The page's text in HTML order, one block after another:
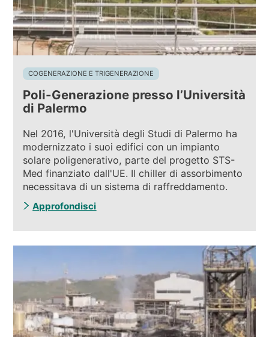
COGENERAZIONE E TRIGENERAZIONE
Poli-Generazione presso l’Università
di Palermo
Nel 2016, l'Università degli Studi di Palermo ha
modernizzato i suoi edifici con un impianto
solare poligenerativo, parte del progetto STS-
Med finanziato dall'UE. Il chiller di assorbimento
necessitava di un sistema di raffreddamento.
Approfondisci